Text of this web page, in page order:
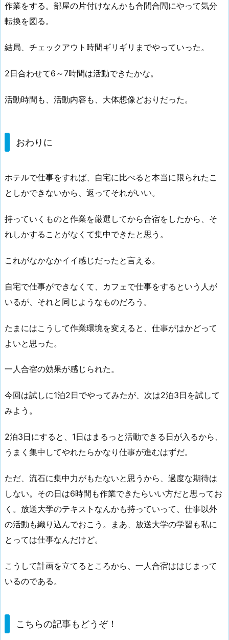
作業をする。部屋の片付けなんかも合間合間にやって気分
転換を図る。
結局、チェックアウト時間ギリギリまでやっていった。
2日合わせて6～7時間は活動できたかな。
活動時間も、活動内容も、大体想像どおりだった。
おわりに
ホテルで仕事をすれば、自宅に比べると本当に限られたこ
としかできないから、返ってそれがいい。
持っていくものと作業を厳選してから合宿をしたから、そ
れしかすることがなくて集中できたと思う。
これがなかなかイイ感じだったと言える。
自宅で仕事ができなくて、カフェで仕事をするという人が
いるが、それと同じようなものだろう。
たまにはこうして作業環境を変えると、仕事がはかどって
よいと思った。
一人合宿の効果が感じられた。
今回は試しに1泊2日でやってみたが、次は2泊3日を試して
みよう。
2泊3日にすると、1日はまるっと活動できる日が入るから、
うまく集中してやれたらかなり仕事が進むはずだ。
ただ、流石に集中力がもたないと思うから、過度な期待は
しない。その日は6時間も作業できたらいい方だと思ってお
く。放送大学のテキストなんかも持っていって、仕事以外
の活動も織り込んでおこう。まあ、放送大学の学習も私に
とっては仕事なんだけど。
こうして計画を立てるところから、一人合宿ははじまって
いるのである。
こちらの記事もどうぞ！